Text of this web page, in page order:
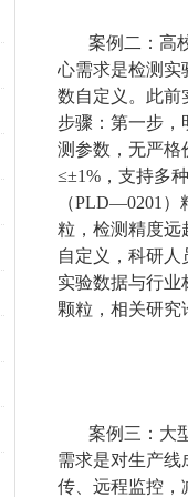
案例二：高
心需求是检测实
数自定义。此前
步骤：第一步，
测参数，无严格
≤±1%，支持多
（PLD—0201
粒，检测精度远
自定义，科研
实验数据与行业
颗粒，相关研究
案例三：大
需求是对生产线
传、远程监控，